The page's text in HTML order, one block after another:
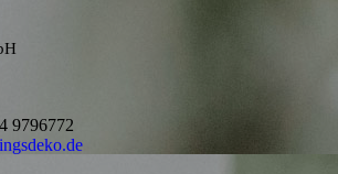
9796772